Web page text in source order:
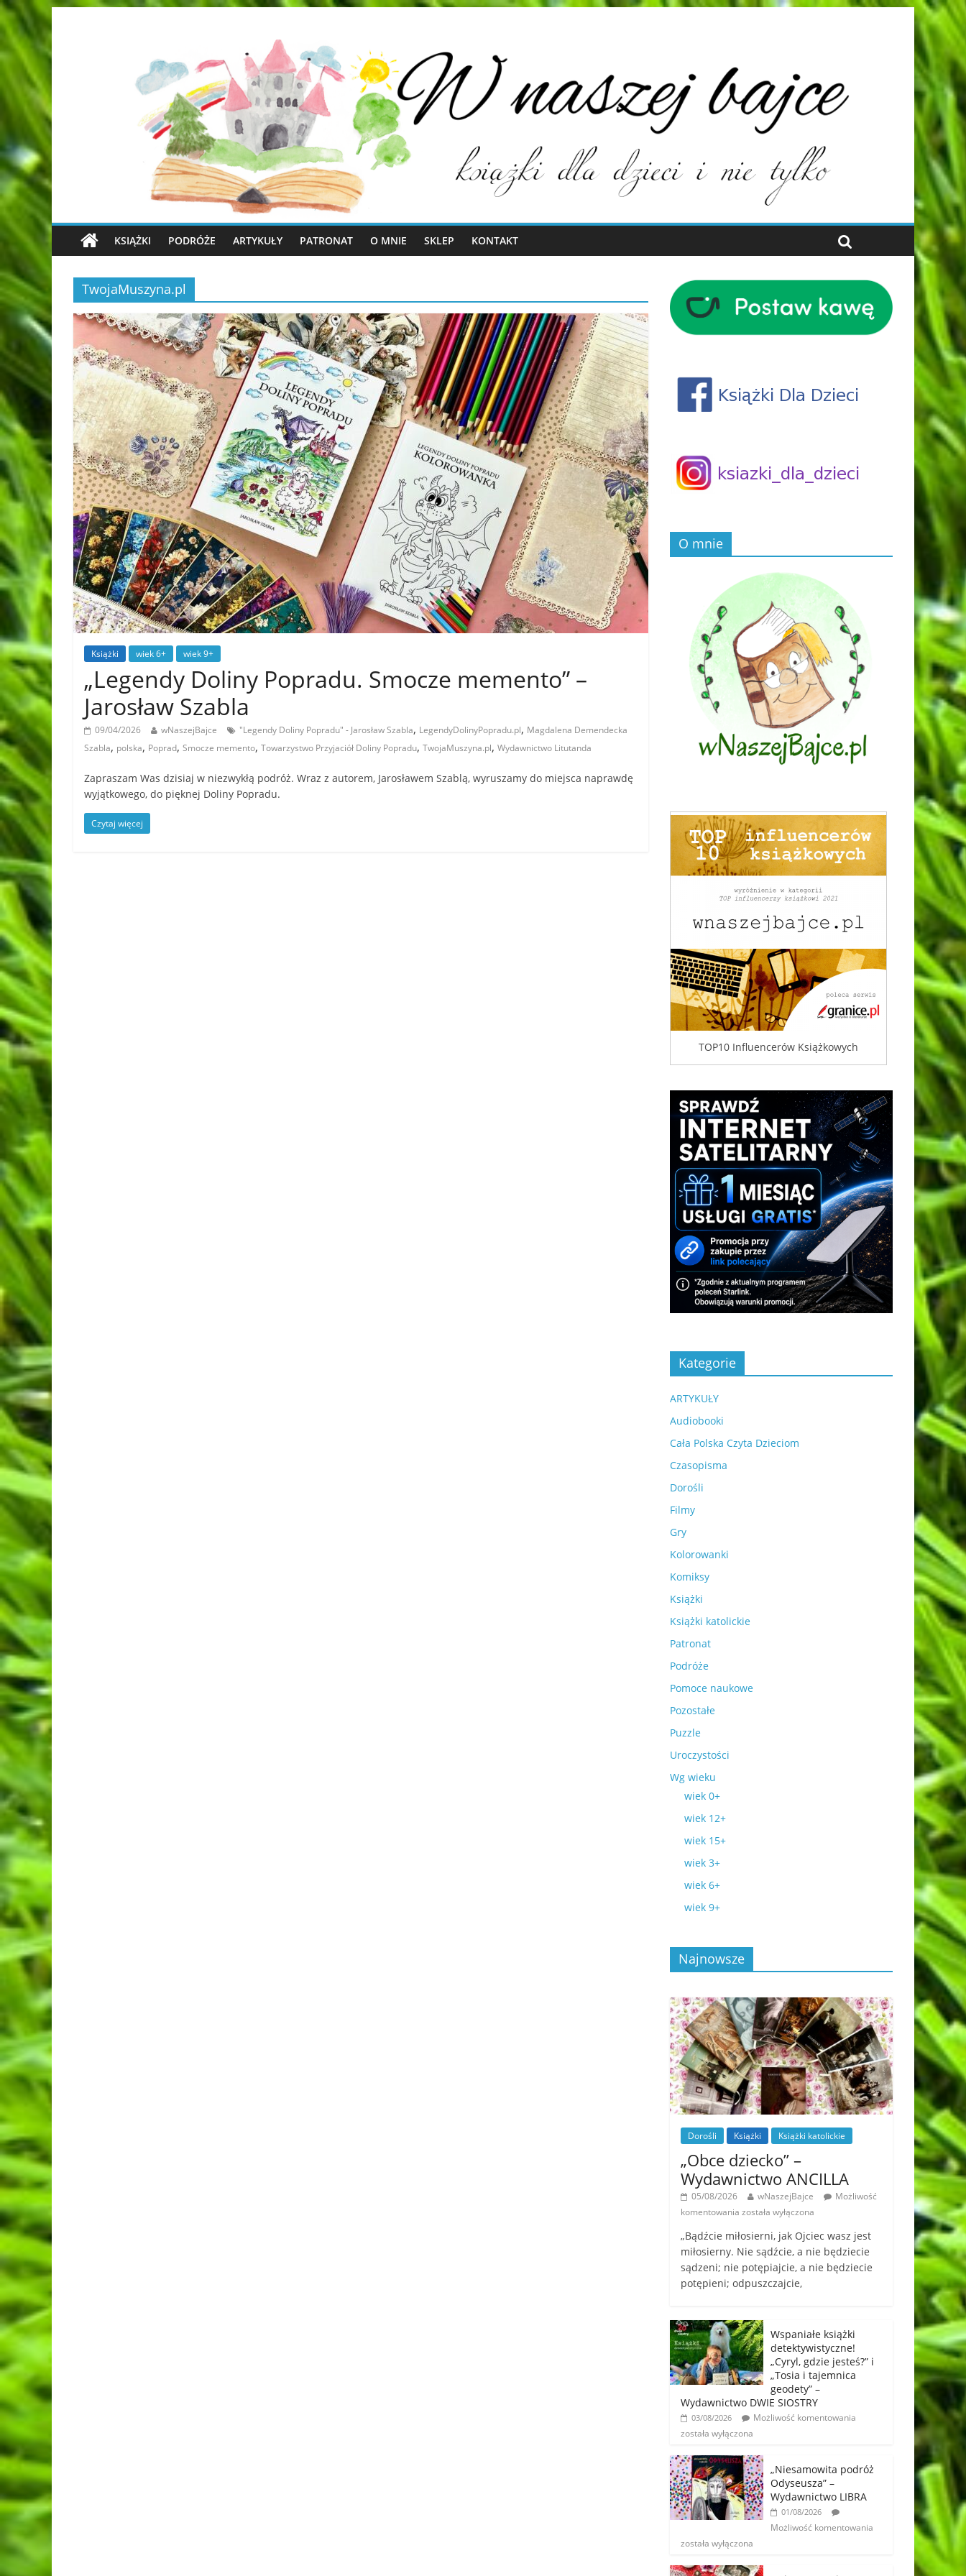
KSIĄŻKI PODRÓŻE ARTYKUŁY PATRONAT O MNIE SKLEP KONTAKT
TwojaMuszyna.pl
Książki wiek 6+ wiek 9+
„Legendy Doliny Popradu. Smocze memento” –
Jarosław Szabla
09/04/2026 wNaszejBajce "Legendy Doliny Popradu" - Jarosław Szabla, LegendyDolinyPopradu.pl, Magdalena Demendecka
Szabla, polska, Poprad, Smocze memento, Towarzystwo Przyjaciół Doliny Popradu, TwojaMuszyna.pl, Wydawnictwo Litutanda
Zapraszam Was dzisiaj w niezwykłą podróż. Wraz z autorem, Jarosławem Szablą, wyruszamy do miejsca naprawdę
wyjątkowego, do pięknej Doliny Popradu.
Czytaj więcej
O mnie
TOP10 Influencerów Książkowych
Kategorie
ARTYKUŁY
Audiobooki
Cała Polska Czyta Dzieciom
Czasopisma
Dorośli
Filmy
Gry
Kolorowanki
Komiksy
Książki
Książki katolickie
Patronat
Podróże
Pomoce naukowe
Pozostałe
Puzzle
Uroczystości
Wg wieku
wiek 0+
wiek 12+
wiek 15+
wiek 3+
wiek 6+
wiek 9+
Najnowsze
Dorośli Książki Książki katolickie
„Obce dziecko” –
Wydawnictwo ANCILLA
05/08/2026 wNaszejBajce
Możliwość
komentowania została wyłączona
„Bądźcie miłosierni, jak Ojciec wasz jest
miłosierny. Nie sądźcie, a nie będziecie
sądzeni; nie potępiajcie, a nie będziecie
potępieni; odpuszczajcie,
Wspaniałe książki
detektywistyczne!
„Cyryl, gdzie jesteś?” i
„Tosia i tajemnica
geodety” –
Wydawnictwo DWIE SIOSTRY
03/08/2026
Możliwość komentowania
została wyłączona
„Niesamowita podróż
Odyseusza” –
Wydawnictwo LIBRA
01/08/2026
Możliwość komentowania
została wyłączona